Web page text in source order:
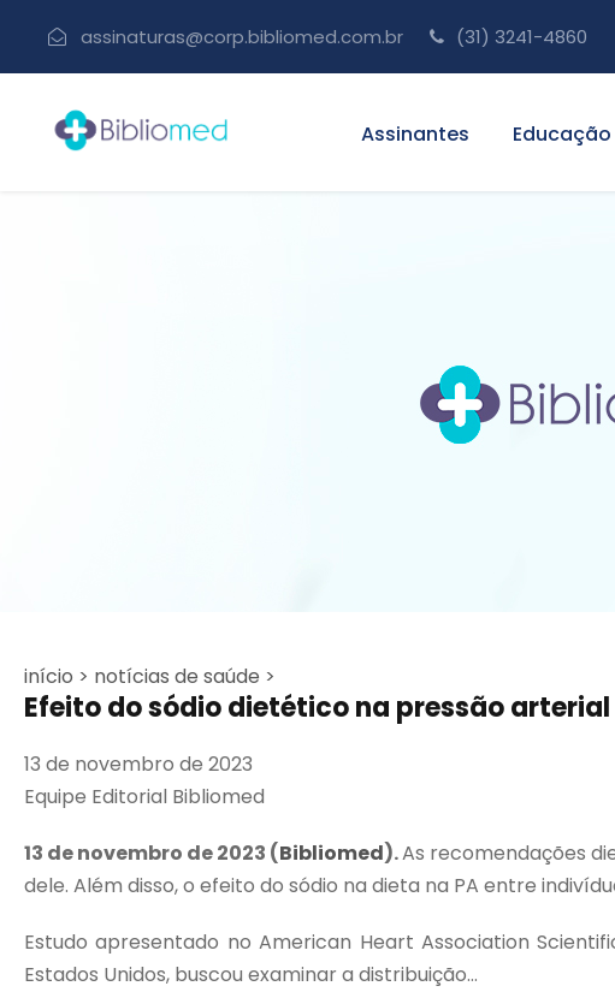
assinaturas@corp.bibliomed.com.br (31) 3241-4860
Assinantes
início > notícias de saúde >
Efeito do sódio dietético na pressão arterial
13 de novembro de 2023
Equipe Editorial Bibliomed
13 de novembro de 2023 (Bibliomed).As recomendações
dele. Além disso, o efeito do sódio na dieta na PA entre
Estudo apresentado no American Heart Association
Estados Unidos, buscou examinar a distribuição...